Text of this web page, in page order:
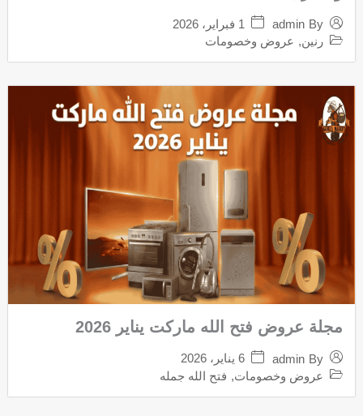
By
admin
1 فبراير، 2026
رنين, عروض وخصومات
مجلة عروض فتح الله ماركت يناير 2026
By
admin
6 يناير، 2026
عروض وخصومات, فتح الله جمله